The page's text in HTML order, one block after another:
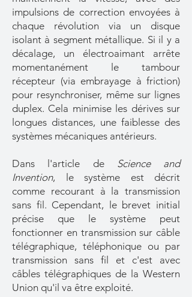
impulsions de correction envoyées à
chaque révolution via un disque
isolant à segment métallique. Si il y a
décalage, un électroaimant arrête
momentanément le tambour
récepteur (via embrayage à friction)
pour resynchroniser, même sur lignes
duplex. Cela minimise les dérives sur
longues distances, une faiblesse des
systèmes mécaniques antérieurs.
Dans l'article de Science and
Invention, le système est décrit
comme recourant à la transmission
sans fil. Cependant, le brevet initial
précise que le système peut
fonctionner en transmission sur câble
télégraphique, téléphonique ou par
transmission sans fil et c'est avec
câbles télégraphiques de la Western
Union qu'il va être exploité.